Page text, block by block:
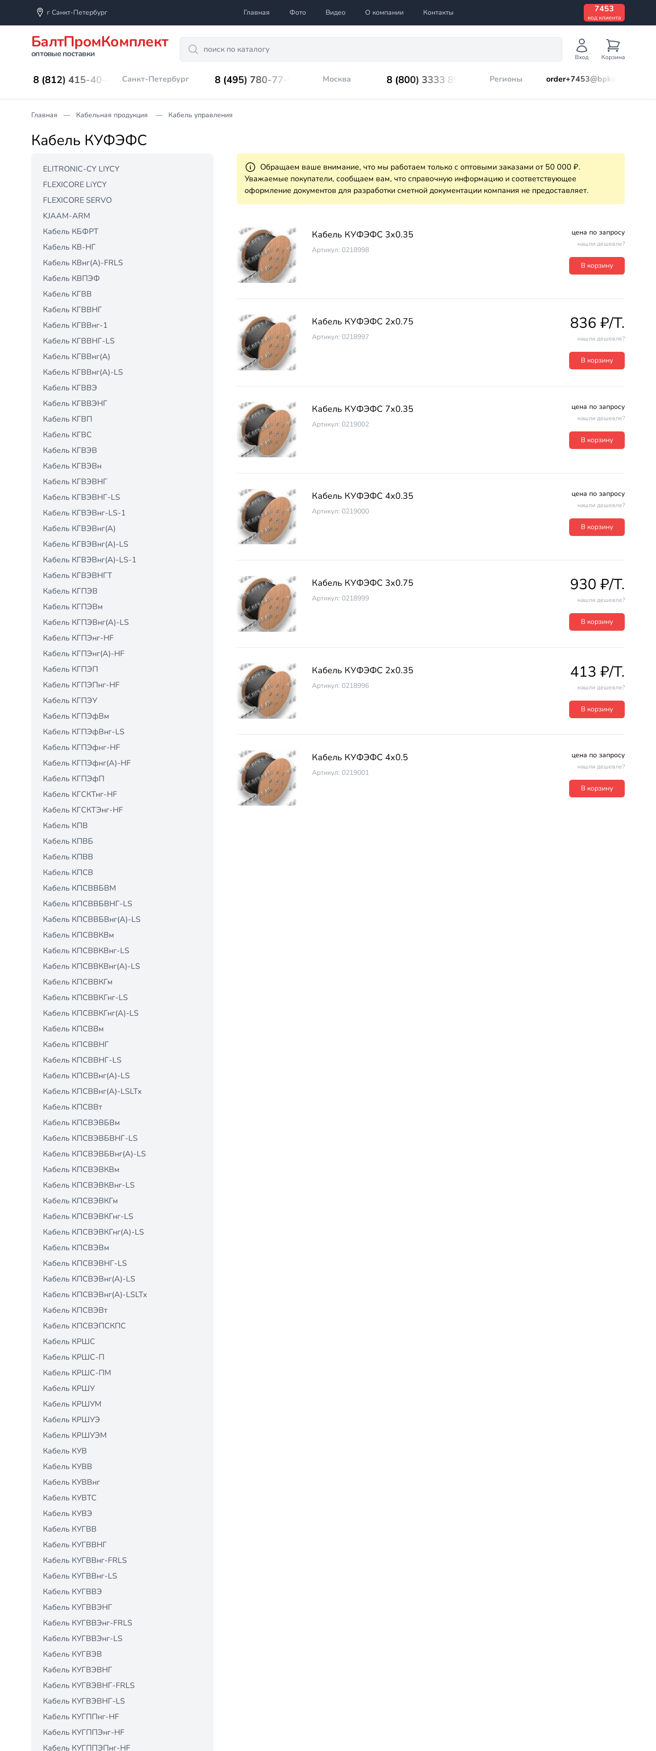
г Санкт-Петербург Главная Фото Видео О компании Контакты 7453
код клиента
БалтПромКомплект
оптовые поставки
Search
Вход Корзина
8 (812) 415-40-45 Санкт-Петербург 8 (495) 780-77-98 Москва 8 (800) 3333 899 Регионы order+7453@bpks.ru
Главная Кабельная продукция Кабель управления
Кабель КУФЭФС
ELITRONIC-CY LIYCY
FLEXICORE LiYCY
FLEXICORE SERVO
KJAAM-ARM
Кабель КБФРТ
Кабель КВ-НГ
Кабель КВнг(А)-FRLS
Кабель КВПЭФ
Кабель КГВВ
Кабель КГВВНГ
Кабель КГВВнг-1
Кабель КГВВНГ-LS
Кабель КГВВнг(А)
Кабель КГВВнг(А)-LS
Кабель КГВВЭ
Кабель КГВВЭНГ
Кабель КГВП
Кабель КГВС
Кабель КГВЭВ
Кабель КГВЭВн
Кабель КГВЭВНГ
Кабель КГВЭВНГ-LS
Кабель КГВЭВнг-LS-1
Кабель КГВЭВнг(А)
Кабель КГВЭВнг(А)-LS
Кабель КГВЭВнг(А)-LS-1
Кабель КГВЭВНГТ
Кабель КГПЭВ
Кабель КГПЭВм
Кабель КГПЭВнг(А)-LS
Кабель КГПЭнг-HF
Кабель КГПЭнг(А)-HF
Кабель КГПЭП
Кабель КГПЭПнг-HF
Кабель КГПЭУ
Кабель КГПЭфВм
Кабель КГПЭфВнг-LS
Кабель КГПЭфнг-HF
Кабель КГПЭфнг(А)-HF
Кабель КГПЭфП
Кабель КГСКТнг-HF
Кабель КГСКТЭнг-HF
Кабель КПВ
Кабель КПВБ
Кабель КПВВ
Кабель КПСВ
Кабель КПСВВБВМ
Кабель КПСВВБВНГ-LS
Кабель КПСВВБВнг(А)-LS
Кабель КПСВВКВм
Кабель КПСВВКВнг-LS
Кабель КПСВВКВнг(А)-LS
Кабель КПСВВКГм
Кабель КПСВВКГнг-LS
Кабель КПСВВКГнг(А)-LS
Кабель КПСВВм
Кабель КПСВВНГ
Кабель КПСВВНГ-LS
Кабель КПСВВнг(А)-LS
Кабель КПСВВнг(А)-LSLTx
Кабель КПСВВт
Кабель КПСВЭВБВм
Кабель КПСВЭВБВНГ-LS
Кабель КПСВЭВБВнг(А)-LS
Кабель КПСВЭВКВм
Кабель КПСВЭВКВнг-LS
Кабель КПСВЭВКГм
Кабель КПСВЭВКГнг-LS
Кабель КПСВЭВКГнг(А)-LS
Кабель КПСВЭВм
Кабель КПСВЭВНГ-LS
Кабель КПСВЭВнг(А)-LS
Кабель КПСВЭВнг(А)-LSLTx
Кабель КПСВЭВт
Кабель КПСВЭПСКПС
Кабель КРШС
Кабель КРШС-П
Кабель КРШС-ПМ
Кабель КРШУ
Кабель КРШУМ
Кабель КРШУЭ
Кабель КРШУЭМ
Кабель КУВ
Кабель КУВВ
Кабель КУВВнг
Кабель КУВТС
Кабель КУВЭ
Кабель КУГВВ
Кабель КУГВВНГ
Кабель КУГВВнг-FRLS
Кабель КУГВВнг-LS
Кабель КУГВВЭ
Кабель КУГВВЭНГ
Кабель КУГВВЭнг-FRLS
Кабель КУГВВЭнг-LS
Кабель КУГВЭВ
Кабель КУГВЭВНГ
Кабель КУГВЭВНГ-FRLS
Кабель КУГВЭВНГ-LS
Кабель КУГППнг-HF
Кабель КУГППЭнг-HF
Кабель КУГППЭПнг-HF
Обращаем ваше внимание, что мы работаем только с оптовыми заказами от 50 000 ₽.
Уважаемые покупатели, сообщаем вам, что справочную информацию и соответствующее
оформление документов для разработки сметной документации компания не предоставляет.
Кабель КУФЭФС 3х0.35
Артикул: 0218998
цена по запросу
нашли дешевле?
В корзину
Кабель КУФЭФС 2х0.75
Артикул: 0218997
836 ₽/T.
нашли дешевле?
В корзину
Кабель КУФЭФС 7х0.35
Артикул: 0219002
цена по запросу
нашли дешевле?
В корзину
Кабель КУФЭФС 4х0.35
Артикул: 0219000
цена по запросу
нашли дешевле?
В корзину
Кабель КУФЭФС 3х0.75
Артикул: 0218999
930 ₽/T.
нашли дешевле?
В корзину
Кабель КУФЭФС 2х0.35
Артикул: 0218996
413 ₽/T.
нашли дешевле?
В корзину
Кабель КУФЭФС 4х0.5
Артикул: 0219001
цена по запросу
нашли дешевле?
В корзину